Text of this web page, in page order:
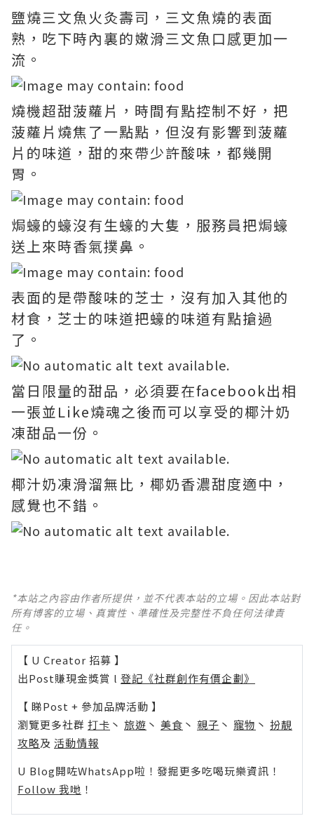
鹽燒三文魚火灸壽司，三文魚燒的表面
熟，吃下時內裏的嫩滑三文魚口感更加一
流。
燒機超甜菠蘿片，時間有點控制不好，把
菠蘿片燒焦了一點點，但沒有影響到菠蘿
片的味道，甜的來帶少許酸味，都幾開
胃。
焗蠔的蠔沒有生蠔的大隻，服務員把焗蠔
送上來時香氣撲鼻。
表面的是帶酸味的芝士，沒有加入其他的
材食，芝士的味道把蠔的味道有點搶過
了。
當日限量的甜品，必須要在facebook出相
一張並Like燒魂之後而可以享受的椰汁奶
凍甜品一份。
椰汁奶凍滑溜無比，椰奶香濃甜度適中，
感覺也不錯。
*本站之內容由作者所提供，並不代表本站的立場。因此本站對
所有博客的立場、真實性、準確性及完整性不負任何法律責
任。
【 U Creator 招募 】
出Post賺現金獎賞 l 登記《社群創作有價企劃》
【 睇Post + 參加品牌活動 】
瀏覽更多社群 打卡 丶 旅遊 丶 美食 丶 親子 丶 寵物 丶 扮靚
攻略及 活動情報
U Blog開咗WhatsApp啦！發掘更多吃喝玩樂資訊！
Follow 我哋 ！